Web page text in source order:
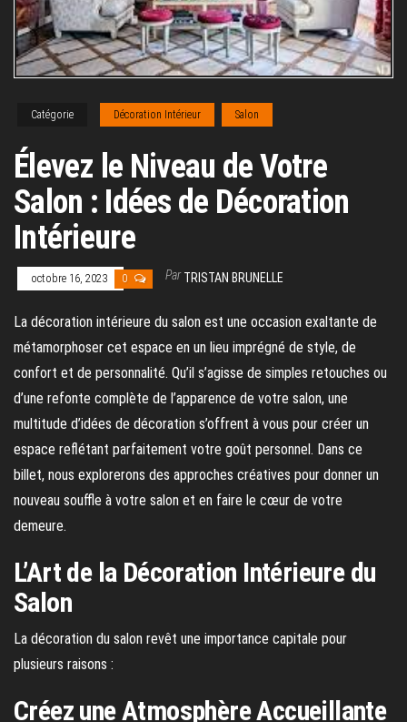
Catégorie Décoration Intérieur Salon
Élevez le Niveau de Votre
Salon : Idées de Décoration
Intérieure
octobre 16, 2023 0 ParTRISTAN BRUNELLE
La décoration intérieure du salon est une occasion exaltante de
métamorphoser cet espace en un lieu imprégné de style, de
confort et de personnalité. Qu’il s’agisse de simples retouches ou
d’une refonte complète de l’apparence de votre salon, une
multitude d’idées de décoration s’offrent à vous pour créer un
espace reflétant parfaitement votre goût personnel. Dans ce
billet, nous explorerons des approches créatives pour donner un
nouveau souffle à votre salon et en faire le cœur de votre
demeure.
L’Art de la Décoration Intérieure du
Salon
La décoration du salon revêt une importance capitale pour
plusieurs raisons :
Créez une Atmosphère Accueillante